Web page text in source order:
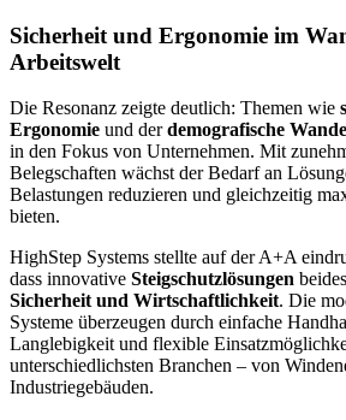
Sicherheit und Ergonomie im
Arbeitswelt
Die Resonanz zeigte deutlich: Themen wie
Ergonomie und derdemografische
in den Fokus von Unternehmen. Mit
Belegschaften wächst der Bedarf an
Belastungen reduzieren und gleichzeitig
bieten.
HighStep Systems stellte auf der A+A
dass innovative Steigschutzlösungen
Sicherheit und Wirtschaftlichkeit. Die
Systeme überzeugen durch einfache
Langlebigkeit und flexible
unterschiedlichsten Branchen – von
Industriegebäuden.